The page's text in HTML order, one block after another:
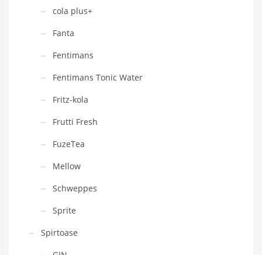
cola plus+
Fanta
Fentimans
Fentimans Tonic Water
Fritz-kola
Frutti Fresh
FuzeTea
Mellow
Schweppes
Sprite
Spirtoase